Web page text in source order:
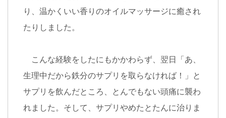
り、温かくいい香りのオイルマッサージに癒され
たりしました。
こんな経験をしたにもかかわらず、翌日「あ、
生理中だから鉄分のサプリを取らなければ！」と
サプリを飲んだところ、とんでもない頭痛に襲わ
れました。そして、サプリやめたとたんに治りま